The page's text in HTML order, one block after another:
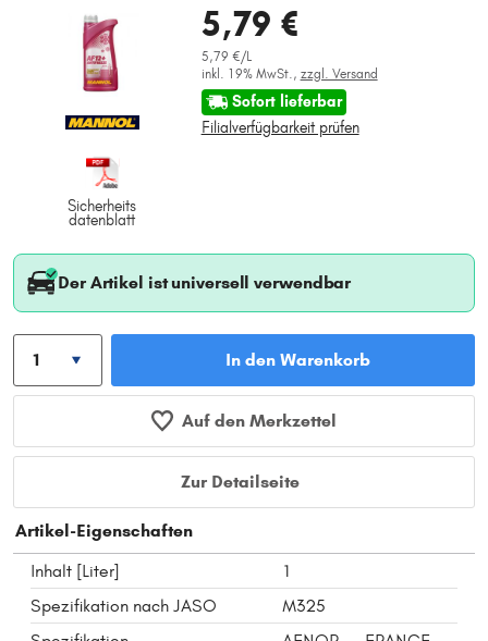
Sicherheits
datenblatt
5,79 €
5,79 €/L
inkl. 19% MwSt., zzgl. Versand
Sofort lieferbar
Filialverfügbarkeit prüfen
Der Artikel ist universell verwendbar
In den Warenkorb
Auf den Merkzettel
Zur Detailseite
Artikel-Eigenschaften
Inhalt [Liter]
1
Spezifikation nach JASO
M325